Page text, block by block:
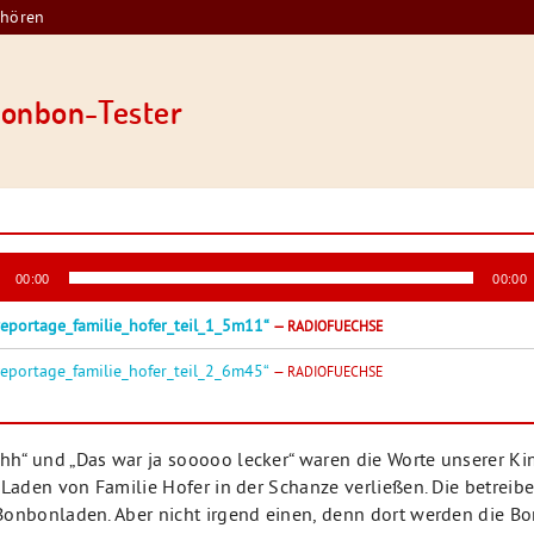
Tester
00:00 00:00
— RADIOFUECHSE
— RADIOFUECHSE
und „Das war ja sooooo lecker“ waren die Worte unserer
von Familie Hofer in der Schanze verließen. Die
Aber nicht irgend einen, denn dort werden die